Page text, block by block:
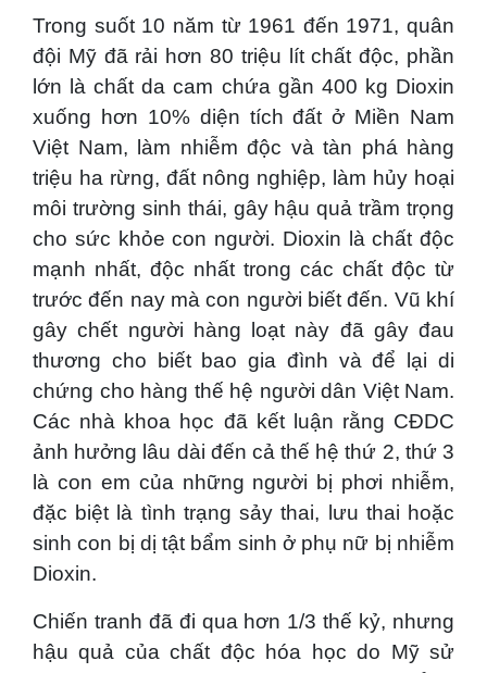
Trong suốt 10 năm từ 1961 đến 1971, quân
đội Mỹ đã rải hơn 80 triệu lít chất độc, phần
lớn là chất da cam chứa gần 400 kg Dioxin
xuống hơn 10% diện tích đất ở Miền Nam
Việt Nam, làm nhiễm độc và tàn phá hàng
triệu ha rừng, đất nông nghiệp, làm hủy hoại
môi trường sinh thái, gây hậu quả trầm trọng
cho sức khỏe con người. Dioxin là chất độc
mạnh nhất, độc nhất trong các chất độc từ
trước đến nay mà con người biết đến. Vũ khí
gây chết người hàng loạt này đã gây đau
thương cho biết bao gia đình và để lại di
chứng cho hàng thế hệ người dân Việt Nam.
Các nhà khoa học đã kết luận rằng CĐDC
ảnh hưởng lâu dài đến cả thế hệ thứ 2, thứ 3
là con em của những người bị phơi nhiễm,
đặc biệt là tình trạng sảy thai, lưu thai hoặc
sinh con bị dị tật bẩm sinh ở phụ nữ bị nhiễm
Dioxin.
Chiến tranh đã đi qua hơn 1/3 thế kỷ, nhưng
hậu quả của chất độc hóa học do Mỹ sử